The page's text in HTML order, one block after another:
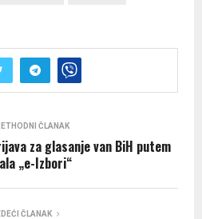
ČLANAK
za glasanje van BiH putem
„e-Izbori“
ČLANAK